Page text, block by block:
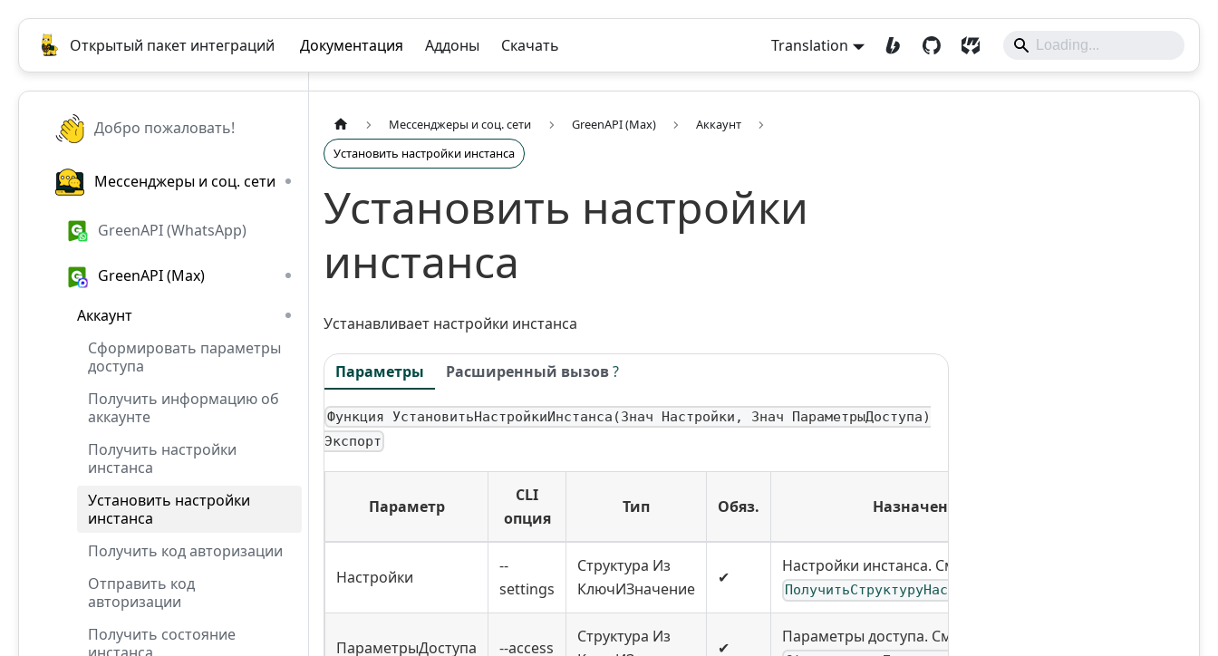
Открытый пакет интеграций Документация Аддоны Скачать Translation
Добро пожаловать!
Мессенджеры и соц. сети
GreenAPI (WhatsApp)
GreenAPI (Max)
Аккаунт
Сформировать параметры
доступа
Получить информацию об
аккаунте
Получить настройки
инстанса
Установить настройки
инстанса
Получить код авторизации
Отправить код
авторизации
Получить состояние
инстанса
Мессенджеры и соц. сети GreenAPI (Max)
Аккаунт
Установить настройки инстанса
Установить настройки
инстанса
Устанавливает настройки инстанса
Параметры Расширенный вызов?
Функция УстановитьНастройкиИнстанса(Знач Настройки, Знач ПараметрыДоступа)
Экспорт
Параметр
CLI
опция
Тип Обяз. Назначение
Настройки
--
settings
Структура Из
КлючИЗначение
✔
Настройки инстанса. См.
ПолучитьСтруктуруНастроекИнстанса
ПараметрыДоступа --access
Структура Из
✔
Параметры доступа. См.